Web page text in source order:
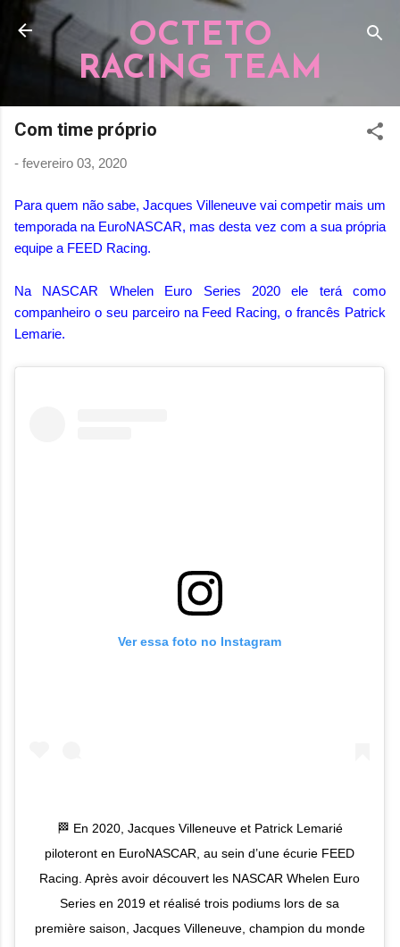
Pular para o conteúdo principal
OCTETO
RACING TEAM
Com time próprio
- fevereiro 03, 2020
Para quem não sabe, Jacques Villeneuve vai competir mais um
temporada na EuroNASCAR, mas desta vez com a sua própria
equipe a FEED Racing.
Na NASCAR Whelen Euro Series 2020 ele terá como
companheiro o seu parceiro na Feed Racing, o francês Patrick
Lemarie.⁣
Ver essa foto no Instagram
🏁 En 2020, Jacques Villeneuve et Patrick Lemarié
piloteront en EuroNASCAR, au sein d’une écurie FEED
Racing. Après avoir découvert les NASCAR Whelen Euro
Series en 2019 et réalisé trois podiums lors de sa
première saison, Jacques Villeneuve, champion du monde